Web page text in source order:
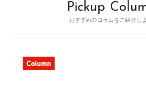
Pickup
おすすめのコラムをご紹介し